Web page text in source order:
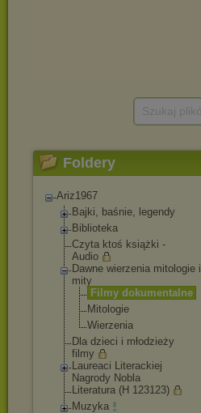
Foldery
Ariz1967
Bajki, baśnie, legendy
Biblioteka
Czyta ktoś książki -
Audio
Dawne wierzenia mitologie i
mity
Filmy dokumentalne
Mitologie
Wierzenia
Dla dzieci i młodzieży
filmy
Laureaci Literackiej
Nagrody Nobla
Literatura (H 123123)
Muzyka